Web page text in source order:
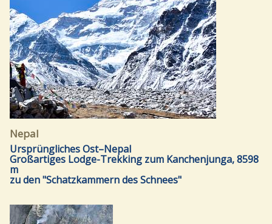
Nepal
Ursprüngliches Ost–Nepal
Großartiges Lodge-Trekking zum Kanchenjunga, 8598
m
zu den "Schatzkammern des Schnees"